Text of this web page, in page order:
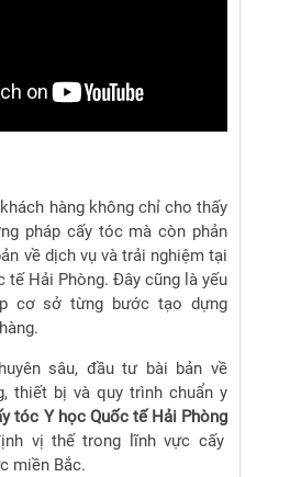
hàng không chỉ cho thấy
pháp cấy tóc mà còn phản
về dịch vụ và trải nghiệm tại
tế Hải Phòng. Đây cũng là yếu
cơ sở từng bước tạo dựng
sâu, đầu tư bài bản về
thiết bị và quy trình chuẩn y
tóc Y học Quốc tế Hải Phòng
vị thế trong lĩnh vực cấy
miền Bắc.